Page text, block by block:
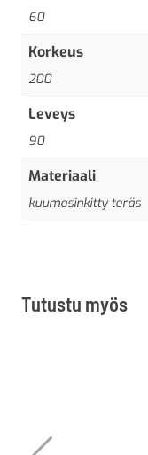
60
Korkeus
200
Leveys
90
Materiaali
kuumasinkitty teräs
Tutustu myös